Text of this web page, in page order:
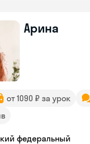
Арина
от 1090 ₽ за урок
федеральный